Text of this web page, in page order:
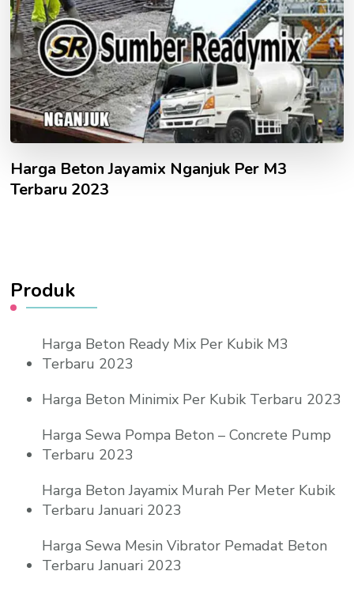
Harga Beton Jayamix Nganjuk Per M3
Terbaru 2023
Produk
Harga Beton Ready Mix Per Kubik M3
Terbaru 2023
Harga Beton Minimix Per Kubik Terbaru 2023
Harga Sewa Pompa Beton – Concrete Pump
Terbaru 2023
Harga Beton Jayamix Murah Per Meter Kubik
Terbaru Januari 2023
Harga Sewa Mesin Vibrator Pemadat Beton
Terbaru Januari 2023